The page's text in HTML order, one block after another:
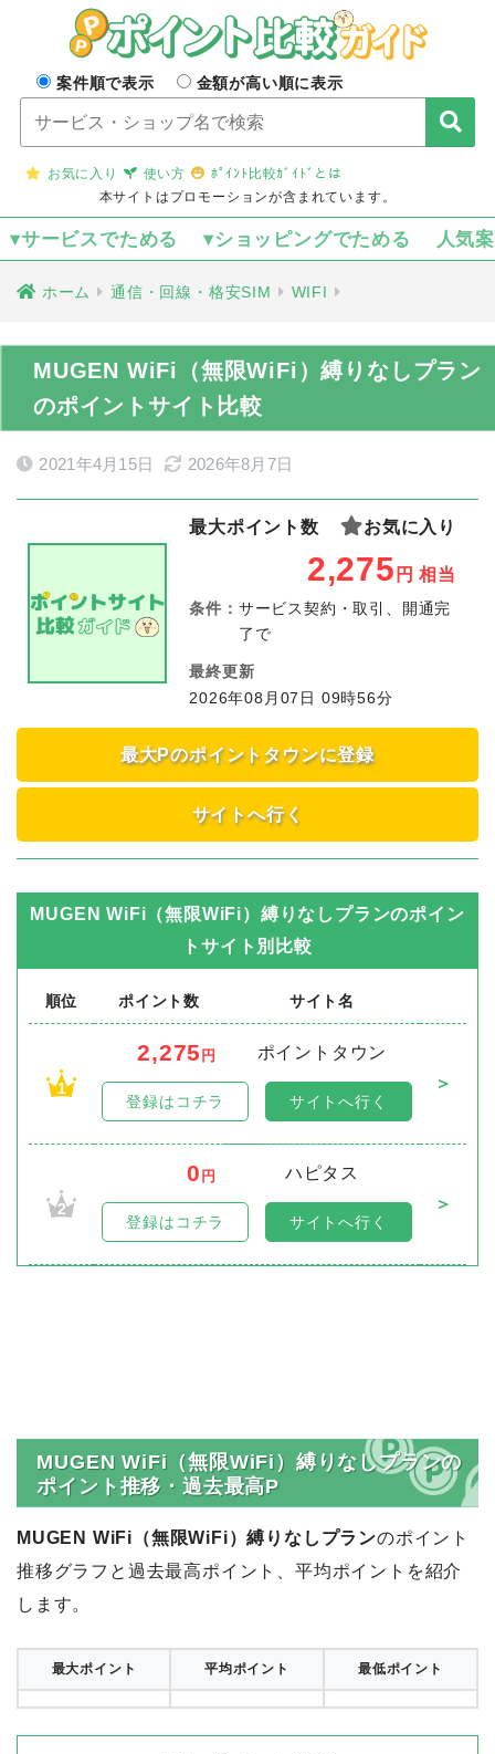
案件順で表示 金額が高い順に表示
お気に入り 使い方
ﾎﾟｲﾝﾄ比較ｶﾞｲﾄﾞとは
本サイトはプロモーションが含まれています。
▾サービスでためる ▾ショッピングでためる 人気
ホーム 通信・回線・格安SIM WIFI
MUGEN WiFi（無限WiFi）縛りなしプラン
のポイントサイト比較
2021年4月15日 2026年8月7日
最大ポイント数 お気に入り
2,275 円 相当
条件： サービス契約・取引、開通完
了で
最終更新
2026年08月07日 09時56分
最大Pのポイントタウンに登録
サイトへ行く
MUGEN WiFi（無限WiFi）縛りなしプランのポイン
トサイト別比較
順位 ポイント数 サイト名
1
2,275 円
ポイントタウン
＞
登録はコチラ サイトへ行く
2
0 円
ハピタス
＞
登録はコチラ サイトへ行く
MUGEN WiFi（無限WiFi）縛りなしプランの
ポイント推移・過去最高P
MUGEN WiFi（無限WiFi）縛りなしプランのポイント
推移グラフと過去最高ポイント、平均ポイントを紹介
します。
最大ポイント 平均ポイント 最低ポイント